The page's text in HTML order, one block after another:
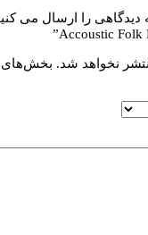
دیدگاهی را ارسال می
نخواهد شد. بخش‌های